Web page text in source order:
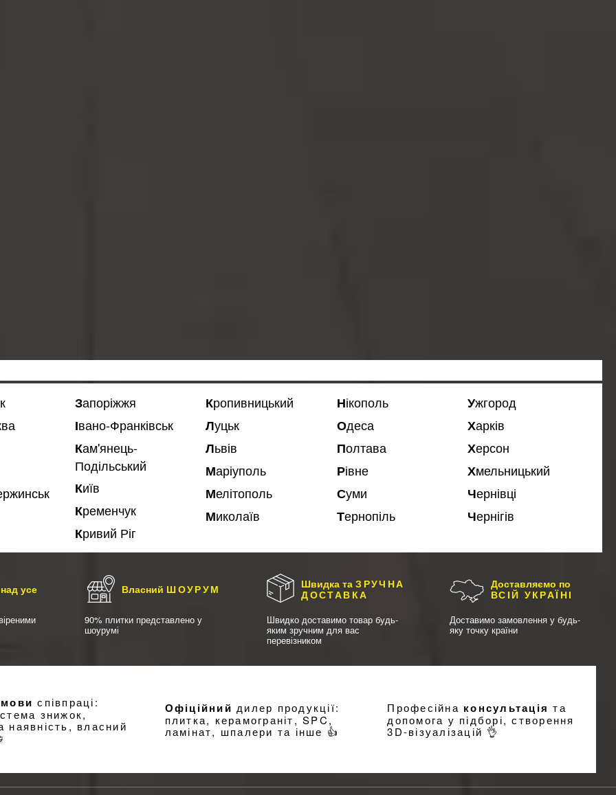
Запоріжжя
Івано-Франківськ
Кам'янець-
Подільський
Київ
Кременчук
Кривий Ріг
Кропивницький
Луцьк
Львів
Маріуполь
Мелітополь
Миколаїв
Нікополь
Одеса
Полтава
Рівне
Суми
Тернопіль
Ужгород
Харків
Херсон
Хмельницький
Чернівці
Чернігів
усе Власний ШОУРУМ
90% плитки представлено у
шоурумі
Швидка таЗРУЧНА
ДОСТАВКА
Швидко доставимо товар будь-
яким зручним для вас
перевізником
Доставляємо по
ВСІЙ УКРАЇНІ
Доставимо замовлення у будь-
яку точку країни
співпраці:
знижок,
наявність, власний
Офіційний дилер продукції:
плитка, керамограніт, SPC,
ламінат, шпалери та інше 👍
Професійна консультація та
допомога у підборі, створення
3D-візуалізацій 👌